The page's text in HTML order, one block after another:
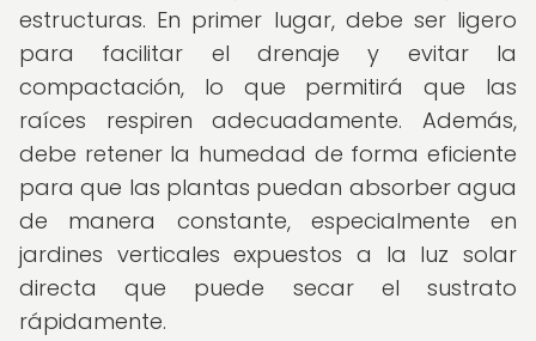
estructuras. En primer lugar, debe ser ligero
para facilitar el drenaje y evitar la
compactación, lo que permitirá que las
raíces respiren adecuadamente. Además,
debe retener la humedad de forma eficiente
para que las plantas puedan absorber agua
de manera constante, especialmente en
jardines verticales expuestos a la luz solar
directa que puede secar el sustrato
rápidamente.